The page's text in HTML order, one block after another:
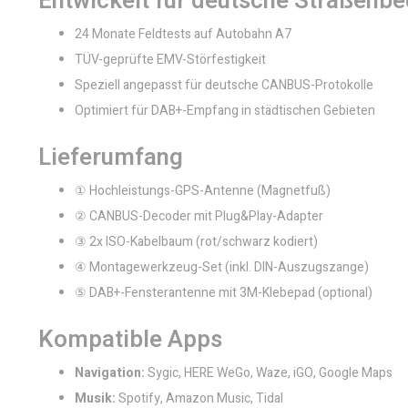
24 Monate Feldtests auf Autobahn A7
TÜV-geprüfte EMV-Störfestigkeit
Speziell angepasst für deutsche CANBUS-Protokolle
Optimiert für DAB+-Empfang in städtischen Gebieten
Lieferumfang
① Hochleistungs-GPS-Antenne (Magnetfuß)
② CANBUS-Decoder mit Plug&Play-Adapter
③ 2x ISO-Kabelbaum (rot/schwarz kodiert)
④ Montagewerkzeug-Set (inkl. DIN-Auszugszange)
⑤ DAB+-Fensterantenne mit 3M-Klebepad (optional)
Kompatible Apps
Navigation:Sygic, HERE WeGo, Waze, iGO, Google Maps
Musik:Spotify, Amazon Music, Tidal